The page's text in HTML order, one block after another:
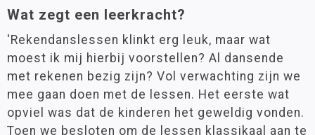
Wat zegt een leerkracht?
'Rekendanslessen klinkt erg leuk, maar wat
moest ik mij hierbij voorstellen? Al dansende
met rekenen bezig zijn? Vol verwachting zijn we
mee gaan doen met de lessen. Het eerste wat
opviel was dat de kinderen het geweldig vonden.
Toen we besloten om de lessen klassikaal aan te